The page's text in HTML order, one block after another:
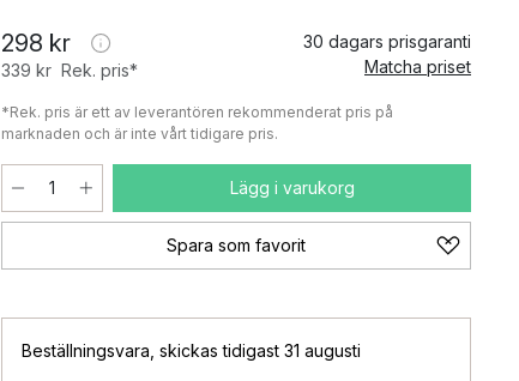
298 kr
339 kr Rek. pris*
30 dagars prisgaranti
Matcha priset
*Rek. pris är ett av leverantören rekommenderat pris på
marknaden och är inte vårt tidigare pris.
Lägg i varukorg
Spara som favorit
Beställningsvara skickas tidigast 31 augusti